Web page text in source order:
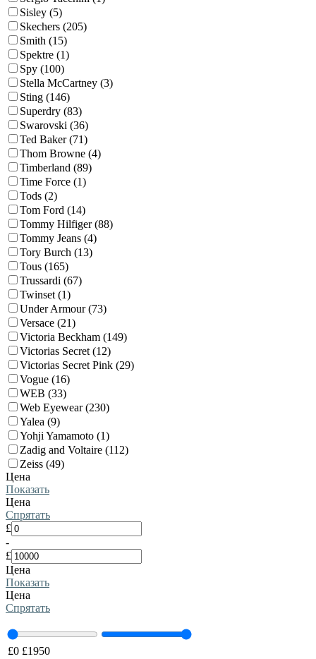
Sisley (5)
Skechers (205)
Smith (15)
Spektre (1)
Spy (100)
Stella McCartney (3)
Sting (146)
Superdry (83)
Swarovski (36)
Ted Baker (71)
Thom Browne (4)
Timberland (89)
Time Force (1)
Tods (2)
Tom Ford (14)
Tommy Hilfiger (88)
Tommy Jeans (4)
Tory Burch (13)
Tous (165)
Trussardi (67)
Twinset (1)
Under Armour (73)
Versace (21)
Victoria Beckham (149)
Victorias Secret (12)
Victorias Secret Pink (29)
Vogue (16)
WEB (33)
Web Eyewear (230)
Yalea (9)
Yohji Yamamoto (1)
Zadig and Voltaire (112)
Zeiss (49)
Цена
Показать
Цена
Спрятать
£
-
£
Цена
Показать
Цена
Спрятать
£0 £1950